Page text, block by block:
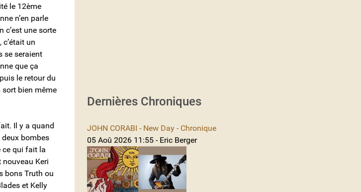
le 12ème
n’en parle
c’est une sorte
un
se seraient
que ça
le retour du
sort bien même
Il y a quand
bombes
ce qui fait la
Keri
bons Truth ou
et Kelly
Dernières Chroniques
JOHN CORABI - New Day - Chronique
05 Aoû 2026 11:55 - Eric Berger